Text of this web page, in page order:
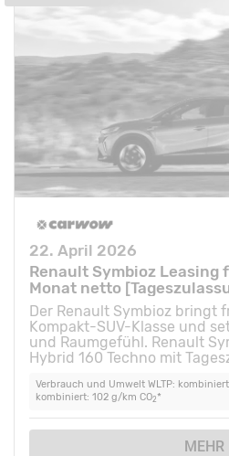
22. April 2026
Renault Symbioz Leasing
Monat netto
Der Renault Symbioz bringt
Kompakt-SUV-Klasse und
und Raumgefühl. Renault
Hybrid 160 Techno mit
Verbrauch und Umwelt WLTP:
kombiniert: 102 g/km CO2*
MEHR